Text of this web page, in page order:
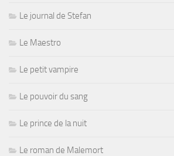
Le journal de Stefan
Le Maestro
Le petit vampire
Le pouvoir du sang
Le prince de la nuit
Le roman de Malemort